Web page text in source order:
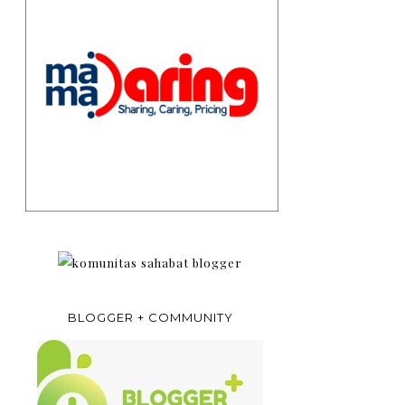
BLOGGER + COMMUNITY